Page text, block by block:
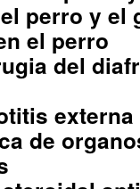
perro y el
el perro
del
externa
de